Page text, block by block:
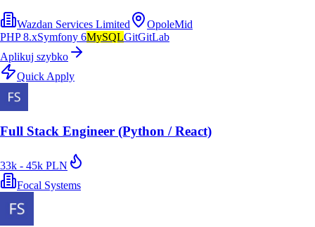
Wazdan Services Limited OpoleMid
PHP 8.xSymfony 6MySQLGitGitLab
Aplikuj szybko
Quick Apply
Full Stack Engineer (Python / React)
33k - 45k PLN
Focal Systems